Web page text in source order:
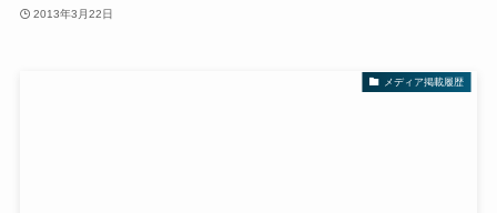
2013年3月22日
メディア掲載履歴